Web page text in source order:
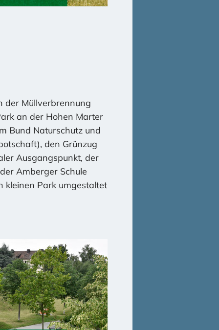
der Müllverbrennung
an der Hohen Marter
Bund Naturschutz und
den Grünzug
Ausgangspunkt, der
Amberger Schule
kleinen Park umgestaltet